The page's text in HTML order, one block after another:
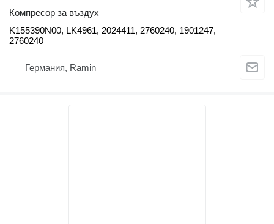
Компресор за въздух
K155390N00, LK4961, 2024411, 2760240, 1901247,
2760240
Германия, Ramin